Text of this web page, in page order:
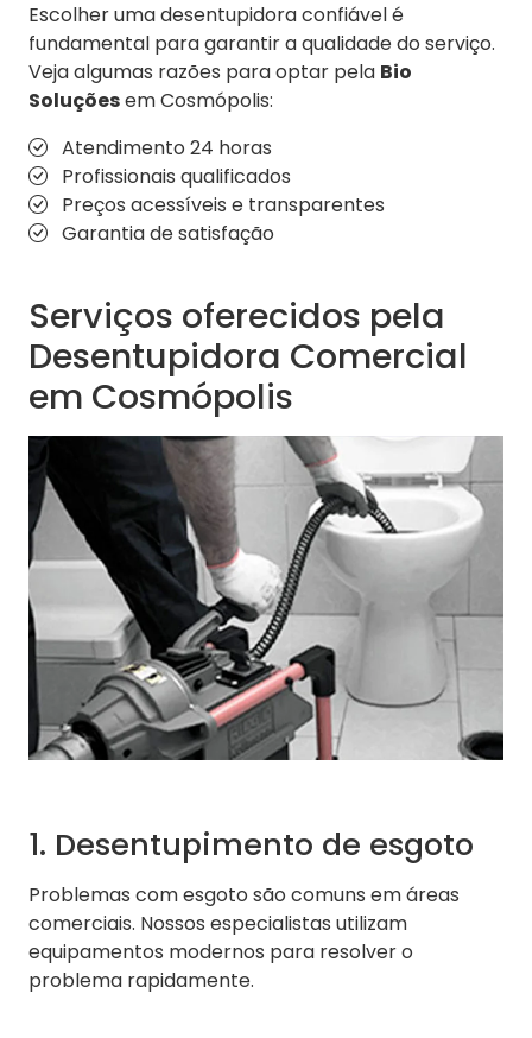
Escolher uma desentupidora confiável é
fundamental para garantir a qualidade do serviço.
Veja algumas razões para optar pela Bio
Soluçõesem Cosmópolis:
Atendimento 24 horas
Profissionais qualificados
Preços acessíveis e transparentes
Garantia de satisfação
Serviços oferecidos pela
Desentupidora Comercial
em Cosmópolis
1. Desentupimento de esgoto
Problemas com esgoto são comuns em áreas
comerciais. Nossos especialistas utilizam
equipamentos modernos para resolver o
problema rapidamente.